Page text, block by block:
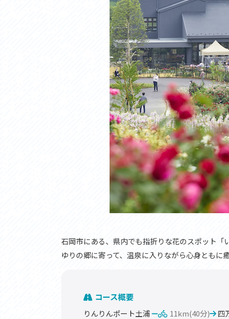
つくば霞ヶ浦りんりんロード利活用推進協
オリジナルグッズ
台湾「大東北角観光圏」との観光友好交流
旧筑波鉄道を廻る旅
石岡市にある、県内でも指折りな花のスポット「
ゆりの郷に寄って、温泉に入りながら心身ともに
コース概要
りんりんポート土浦 11km(40分) 四